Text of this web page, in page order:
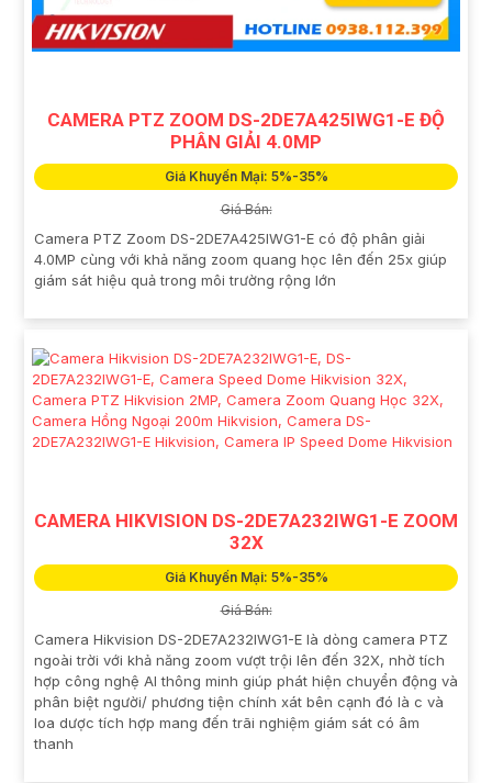
CAMERA PTZ ZOOM DS-2DE7A425IWG1-E ĐỘ
PHÂN GIẢI 4.0MP
Giá Khuyến Mại: 5%-35%
Giá Bán:
Camera PTZ Zoom DS-2DE7A425IWG1-E có độ phân giải
4.0MP cùng với khả năng zoom quang học lên đến 25x giúp
giám sát hiệu quả trong môi trường rộng lớn
CAMERA HIKVISION DS-2DE7A232IWG1-E ZOOM
32X
Giá Khuyến Mại: 5%-35%
Giá Bán:
Camera Hikvision DS-2DE7A232IWG1-E là dòng camera PTZ
ngoài trời với khả năng zoom vượt trội lên đến 32X, nhờ tích
hợp công nghệ AI thông minh giúp phát hiện chuyển động và
phân biệt người/ phương tiện chính xát bên cạnh đó là c và
loa dược tích hợp mang đến trãi nghiệm giám sát có âm
thanh